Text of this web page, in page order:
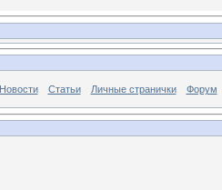
Новости Статьи Личные странички Форум